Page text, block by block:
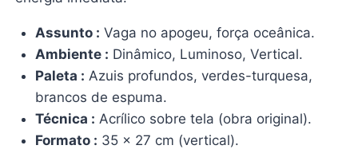
Assunto : Vaga no apogeu, força oceânica.
Ambiente : Dinâmico, Luminoso, Vertical.
Paleta : Azuis profundos, verdes-turquesa,
brancos de espuma.
Técnica : Acrílico sobre tela (obra original).
Formato : 35 x 27 cm (vertical).